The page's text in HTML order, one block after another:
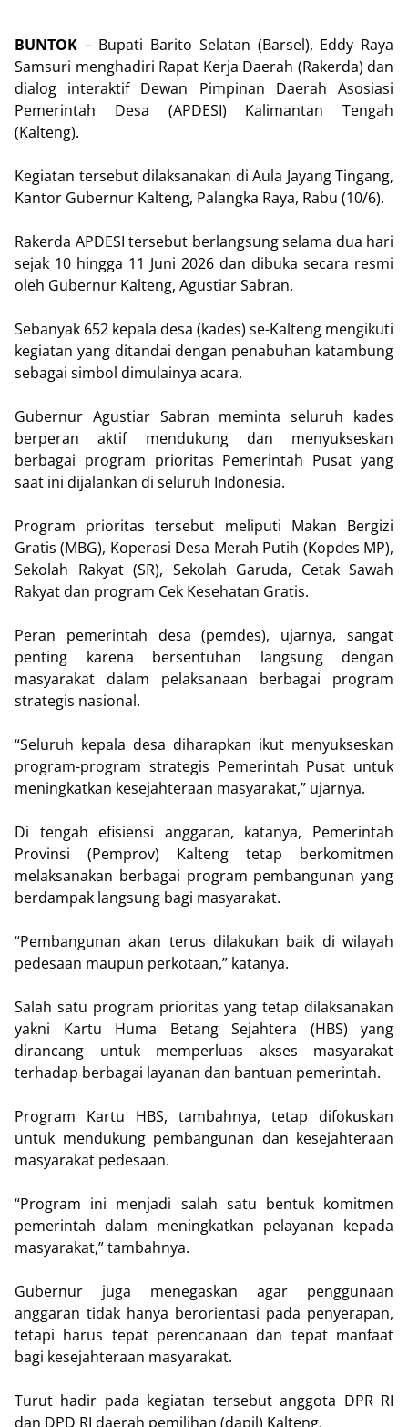
BUNTOK – Bupati Barito Selatan (Barsel), Eddy Raya
Samsuri menghadiri Rapat Kerja Daerah (Rakerda) dan
dialog interaktif Dewan Pimpinan Daerah Asosiasi
Pemerintah Desa (APDESI) Kalimantan Tengah
(Kalteng).
Kegiatan tersebut dilaksanakan di Aula Jayang Tingang,
Kantor Gubernur Kalteng, Palangka Raya, Rabu (10/6).
Rakerda APDESI tersebut berlangsung selama dua hari
sejak 10 hingga 11 Juni 2026 dan dibuka secara resmi
oleh Gubernur Kalteng, Agustiar Sabran.
Sebanyak 652 kepala desa (kades) se-Kalteng mengikuti
kegiatan yang ditandai dengan penabuhan katambung
sebagai simbol dimulainya acara.
Gubernur Agustiar Sabran meminta seluruh kades
berperan aktif mendukung dan menyukseskan
berbagai program prioritas Pemerintah Pusat yang
saat ini dijalankan di seluruh Indonesia.
Program prioritas tersebut meliputi Makan Bergizi
Gratis (MBG), Koperasi Desa Merah Putih (Kopdes MP),
Sekolah Rakyat (SR), Sekolah Garuda, Cetak Sawah
Rakyat dan program Cek Kesehatan Gratis.
Peran pemerintah desa (pemdes), ujarnya, sangat
penting karena bersentuhan langsung dengan
masyarakat dalam pelaksanaan berbagai program
strategis nasional.
“Seluruh kepala desa diharapkan ikut menyukseskan
program-program strategis Pemerintah Pusat untuk
meningkatkan kesejahteraan masyarakat,” ujarnya.
Di tengah efisiensi anggaran, katanya, Pemerintah
Provinsi (Pemprov) Kalteng tetap berkomitmen
melaksanakan berbagai program pembangunan yang
berdampak langsung bagi masyarakat.
“Pembangunan akan terus dilakukan baik di wilayah
pedesaan maupun perkotaan,” katanya.
Salah satu program prioritas yang tetap dilaksanakan
yakni Kartu Huma Betang Sejahtera (HBS) yang
dirancang untuk memperluas akses masyarakat
terhadap berbagai layanan dan bantuan pemerintah.
Program Kartu HBS, tambahnya, tetap difokuskan
untuk mendukung pembangunan dan kesejahteraan
masyarakat pedesaan.
“Program ini menjadi salah satu bentuk komitmen
pemerintah dalam meningkatkan pelayanan kepada
masyarakat,” tambahnya.
Gubernur juga menegaskan agar penggunaan
anggaran tidak hanya berorientasi pada penyerapan,
tetapi harus tepat perencanaan dan tepat manfaat
bagi kesejahteraan masyarakat.
Turut hadir pada kegiatan tersebut anggota DPR RI
dan DPD RI daerah pemilihan (dapil) Kalteng.